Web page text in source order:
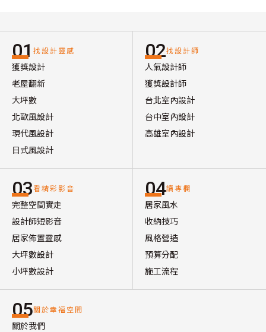
01 找設計靈感
獲獎設計
老屋翻新
大坪數
北歐風設計
現代風設計
日式風設計
02找設計師
人氣設計師
獲獎設計師
台北室內設計
台中室內設計
高雄室內設計
03看精彩影音
完整空間實走
設計師短影音
居家佈置靈感
大坪數設計
小坪數設計
04讀專欄
居家風水
收納技巧
風格營造
預算分配
施工流程
05關於幸福空間
關於我們